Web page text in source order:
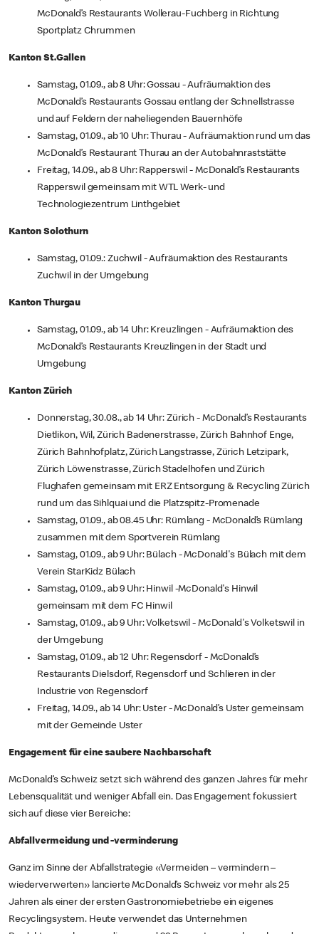
McDonald’s Restaurants Wollerau-Fuchberg in Richtung
Sportplatz Chrummen
Kanton St.Gallen
Samstag, 01.09., ab 8 Uhr: Gossau - Aufräumaktion des
McDonald’s Restaurants Gossau entlang der Schnellstrasse
und auf Feldern der naheliegenden Bauernhöfe
Samstag, 01.09., ab 10 Uhr: Thurau - Aufräumaktion rund um das
McDonald’s Restaurant Thurau an der Autobahnraststätte
Freitag, 14.09., ab 8 Uhr: Rapperswil - McDonald’s Restaurants
Rapperswil gemeinsam mit WTL Werk- und
Technologiezentrum Linthgebiet
Kanton Solothurn
Samstag, 01.09.: Zuchwil - Aufräumaktion des Restaurants
Zuchwil in der Umgebung
Kanton Thurgau
Samstag, 01.09., ab 14 Uhr: Kreuzlingen - Aufräumaktion des
McDonald’s Restaurants Kreuzlingen in der Stadt und
Umgebung
Kanton Zürich
Donnerstag, 30.08., ab 14 Uhr: Zürich - McDonald’s Restaurants
Dietlikon, Wil, Zürich Badenerstrasse, Zürich Bahnhof Enge,
Zürich Bahnhofplatz, Zürich Langstrasse, Zürich Letzipark,
Zürich Löwenstrasse, Zürich Stadelhofen und Zürich
Flughafen gemeinsam mit ERZ Entsorgung & Recycling Zürich
rund um das Sihlquai und die Platzspitz-Promenade
Samstag, 01.09., ab 08.45 Uhr: Rümlang - McDonald’s Rümlang
zusammen mit dem Sportverein Rümlang
Samstag, 01.09., ab 9 Uhr: Bülach - McDonald's Bülach mit dem
Verein StarKidz Bülach
Samstag, 01.09., ab 9 Uhr: Hinwil -McDonald's Hinwil
gemeinsam mit dem FC Hinwil
Samstag, 01.09., ab 9 Uhr: Volketswil - McDonald's Volketswil in
der Umgebung
Samstag, 01.09., ab 12 Uhr: Regensdorf - McDonald’s
Restaurants Dielsdorf, Regensdorf und Schlieren in der
Industrie von Regensdorf
Freitag, 14.09., ab 14 Uhr: Uster - McDonald’s Uster gemeinsam
mit der Gemeinde Uster
Engagement für eine saubere Nachbarschaft
McDonald’s Schweiz setzt sich während des ganzen Jahres für mehr
Lebensqualität und weniger Abfall ein. Das Engagement fokussiert
sich auf diese vier Bereiche:
Abfallvermeidung und -verminderung
Ganz im Sinne der Abfallstrategie «Vermeiden – vermindern –
wiederverwerten» lancierte McDonald’s Schweiz vor mehr als 25
Jahren als einer der ersten Gastronomiebetriebe ein eigenes
Recyclingsystem. Heute verwendet das Unternehmen